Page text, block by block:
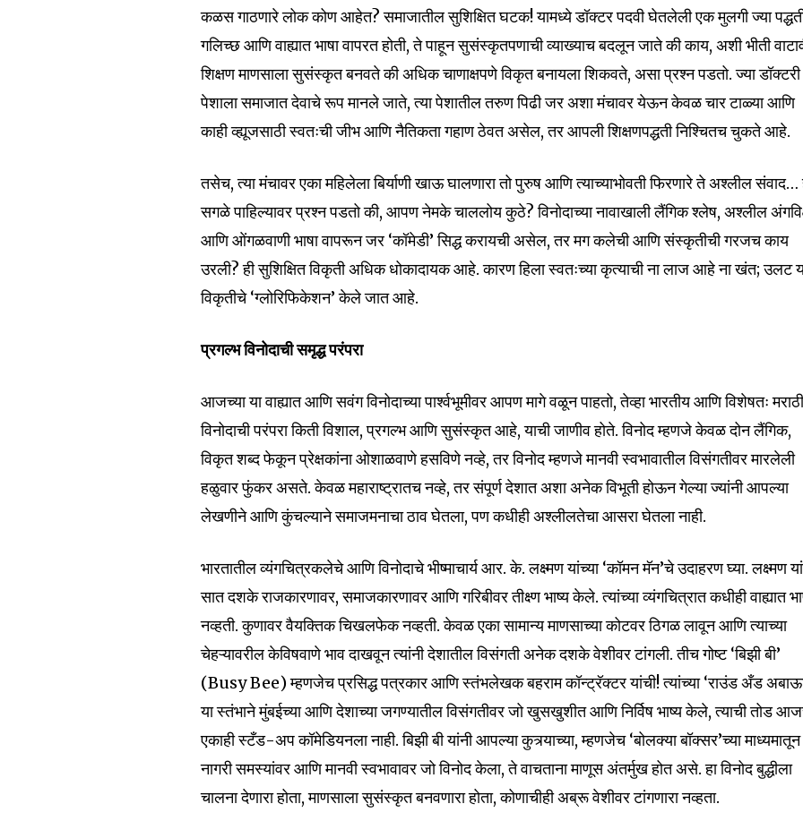
Join our community of
SUBSCRIBERS and be part
of the conversation.
To subscribe, simply enter your email address on our website or click
कळस गाठणारे लोक कोण आहेत? समाजातील सुशिक्षित घटक! यामध्ये डॉक्टर पदवी घेतलेली एक मुलगी ज्या
गलिच्छ आणि वाह्यात भाषा वापरत होती, ते पाहून सुसंस्कृतपणाची व्याख्याच बदलून जाते की काय, अशी भीती
शिक्षण माणसाला सुसंस्कृत बनवते की अधिक चाणाक्षपणे विकृत बनायला शिकवते, असा प्रश्न पडतो. ज्या डॉक्टरी
पेशाला समाजात देवाचे रूप मानले जाते, त्या पेशातील तरुण पिढी जर अशा मंचावर येऊन केवळ चार टाळ्या आणि
काही व्ह्यूजसाठी स्वतःची जीभ आणि नैतिकता गहाण ठेवत असेल, तर आपली शिक्षणपद्धती निश्चितच चुकते आहे.
तसेच, त्या मंचावर एका महिलेला बिर्याणी खाऊ घालणारा तो पुरुष आणि त्याच्याभोवती फिरणारे ते अश्लील संवाद…
सगळे पाहिल्यावर प्रश्न पडतो की, आपण नेमके चाललोय कुठे? विनोदाच्या नावाखाली लैंगिक श्लेष, अश्लील
आणि ओंगळवाणी भाषा वापरून जर ‘कॉमेडी’ सिद्ध करायची असेल, तर मग कलेची आणि संस्कृतीची गरजच काय
उरली? ही सुशिक्षित विकृती अधिक धोकादायक आहे. कारण हिला स्वतःच्या कृत्याची ना लाज आहे ना खंत; उलट
विकृतीचे ‘ग्लोरिफिकेशन’ केले जात आहे.
प्रगल्भ विनोदाची समृद्ध परंपरा
आजच्या या वाह्यात आणि सवंग विनोदाच्या पार्श्वभूमीवर आपण मागे वळून पाहतो, तेव्हा भारतीय आणि विशेषतः
विनोदाची परंपरा किती विशाल, प्रगल्भ आणि सुसंस्कृत आहे, याची जाणीव होते. विनोद म्हणजे केवळ दोन लैंगिक,
विकृत शब्द फेकून प्रेक्षकांना ओशाळवाणे हसविणे नव्हे, तर विनोद म्हणजे मानवी स्वभावातील विसंगतीवर मारलेली
हळुवार फुंकर असते. केवळ महाराष्ट्रातच नव्हे, तर संपूर्ण देशात अशा अनेक विभूती होऊन गेल्या ज्यांनी आपल्या
लेखणीने आणि कुंचल्याने समाजमनाचा ठाव घेतला, पण कधीही अश्लीलतेचा आसरा घेतला नाही.
भारतातील व्यंगचित्रकलेचे आणि विनोदाचे भीष्माचार्य आर. के. लक्ष्मण यांच्या ‘कॉमन मॅन’चे उदाहरण घ्या. लक्ष्मण
सात दशके राजकारणावर, समाजकारणावर आणि गरिबीवर तीक्ष्ण भाष्य केले. त्यांच्या व्यंगचित्रात कधीही वाह्यात
नव्हती. कुणावर वैयक्तिक चिखलफेक नव्हती. केवळ एका सामान्य माणसाच्या कोटवर ठिगळ लावून आणि त्याच्या
चेहऱ्यावरील केविषवाणे भाव दाखवून त्यांनी देशातील विसंगती अनेक दशके वेशीवर टांगली. तीच गोष्ट ‘बिझी बी’
(Busy Bee) म्हणजेच प्रसिद्ध पत्रकार आणि स्तंभलेखक बहराम कॉन्ट्रॅक्टर यांची! त्यांच्या ‘राउंड अँड
या स्तंभाने मुंबईच्या आणि देशाच्या जगण्यातील विसंगतीवर जो खुसखुशीत आणि निर्विष भाष्य केले, त्याची तोड
एकाही स्टँड-अप कॉमेडियनला नाही. बिझी बी यांनी आपल्या कुत्र्याच्या, म्हणजेच ‘बोलक्या बॉक्सर’च्या माध्यमातून
नागरी समस्यांवर आणि मानवी स्वभावावर जो विनोद केला, ते वाचताना माणूस अंतर्मुख होत असे. हा विनोद बुद्धीला
चालना देणारा होता, माणसाला सुसंस्कृत बनवणारा होता, कोणाचीही अब्रू वेशीवर टांगणारा नव्हता.